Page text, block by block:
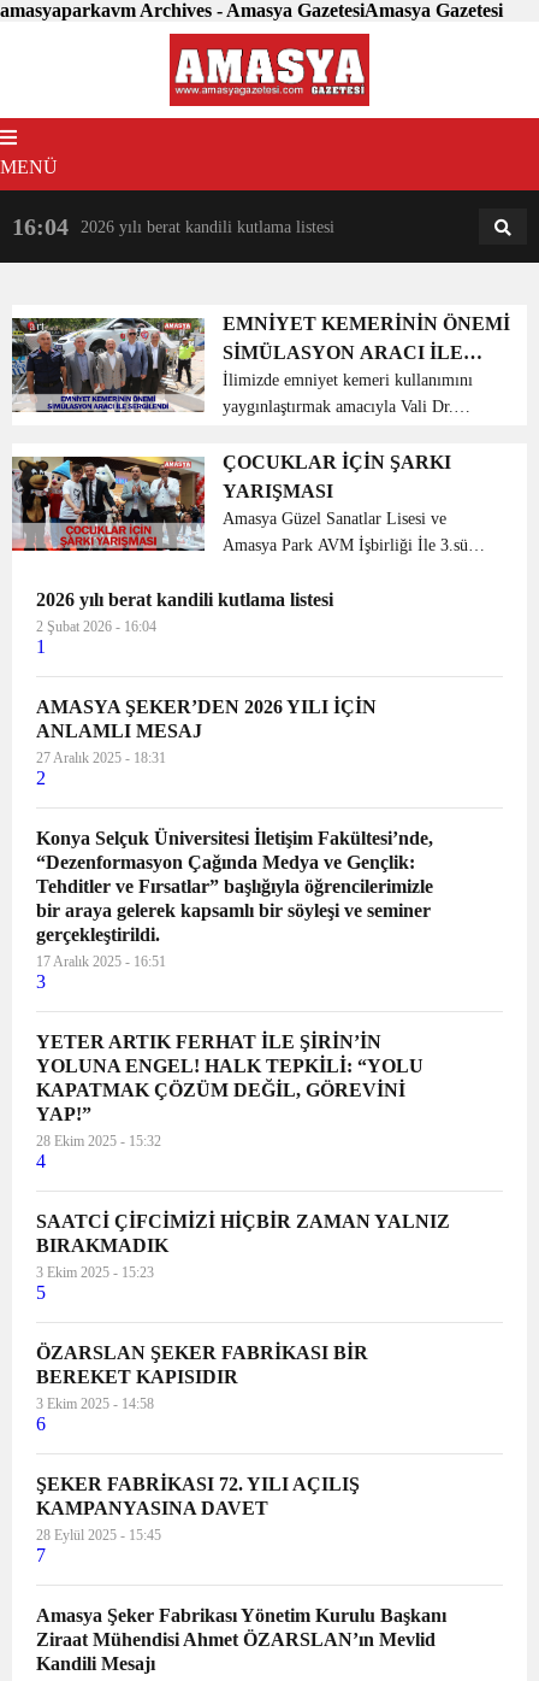
amasyaparkavm Archives - Amasya GazetesiAmasya Gazetesi
MENÜ
16:04 2026 yılı berat kandili kutlama listesi 18:31
EMNİYET KEMERİNİN ÖNEMİ
SİMÜLASYON ARACI İLE
SERGİLENDİ
İlimizde emniyet kemeri kullanımını
yaygınlaştırmak amacıyla Vali Dr.
geçirilen Emniyet Kemeri Simülasyon
Aracı halkımızın hizmetine sunuldu.
Her yıl binlerce insanı...
ÇOCUKLAR İÇİN ŞARKI
YARIŞMASI
Amasya Güzel Sanatlar Lisesi ve
Amasya Park AVM İşbirliği İle 3.sü
Müdürü Korkut Şahin tüm
dem...
2026 yılı berat kandili kutlama listesi
2 Şubat 2026 - 16:04
1
AMASYA ŞEKER’DEN 2026 YILI İÇİN
ANLAMLI MESAJ
27 Aralık 2025 - 18:31
2
Konya Selçuk Üniversitesi İletişim Fakültesi’nde,
“Dezenformasyon Çağında Medya ve Gençlik:
Tehditler ve Fırsatlar” başlığıyla öğrencilerimizle
bir araya gelerek kapsamlı bir söyleşi ve seminer
gerçekleştirildi.
17 Aralık 2025 - 16:51
3
YETER ARTIK FERHAT İLE ŞİRİN’İN
YOLUNA ENGEL! HALK TEPKİLİ: “YOLU
KAPATMAK ÇÖZÜM DEĞİL, GÖREVİNİ
YAP!”
28 Ekim 2025 - 15:32
4
SAATCİ ÇİFCİMİZİ HİÇBİR ZAMAN YALNIZ
BIRAKMADIK
3 Ekim 2025 - 15:23
5
ÖZARSLAN ŞEKER FABRİKASI BİR
BEREKET KAPISIDIR
3 Ekim 2025 - 14:58
6
ŞEKER FABRİKASI 72. YILI AÇILIŞ
KAMPANYASINA DAVET
28 Eylül 2025 - 15:45
7
Amasya Şeker Fabrikası Yönetim Kurulu Başkanı
Ziraat Mühendisi Ahmet ÖZARSLAN’ın Mevlid
Kandili Mesajı